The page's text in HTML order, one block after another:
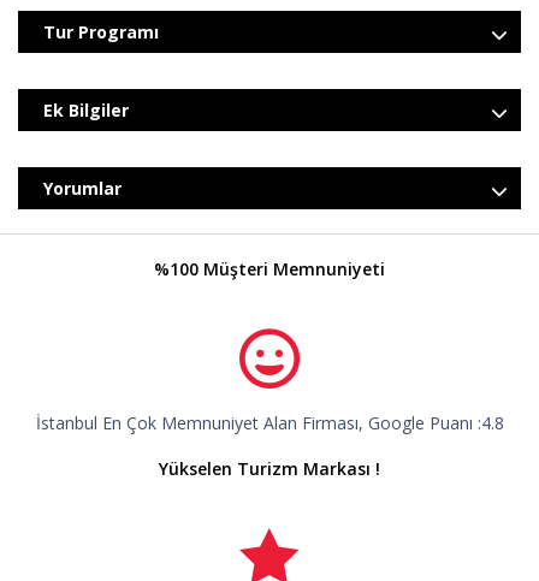
Tur Programı
Ek Bilgiler
Yorumlar
%100 Müşteri Memnuniyeti
İstanbul En Çok Memnuniyet Alan Firması, Google Puanı :4.8
Yükselen Turizm Markası !